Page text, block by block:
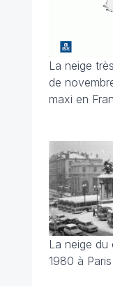
La neige
de
maxi en
La neige du
1980 à Paris